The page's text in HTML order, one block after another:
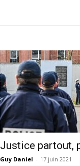
Justice partout,
Guy Daniel - 17 juin 2021